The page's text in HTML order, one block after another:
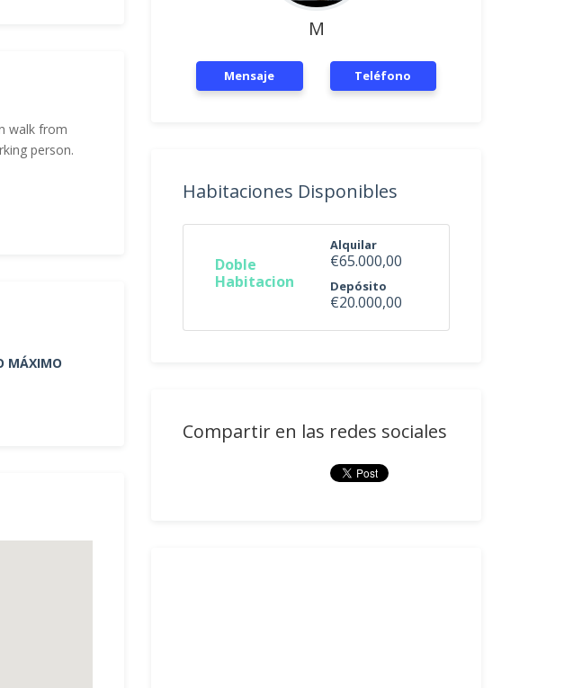
walk from
person.
MÁXIMO
M
Mensaje Teléfono
Habitaciones Disponibles
Doble
Habitacion
Alquilar
€65.000,00
Depósito
€20.000,00
Compartir en las redes sociales